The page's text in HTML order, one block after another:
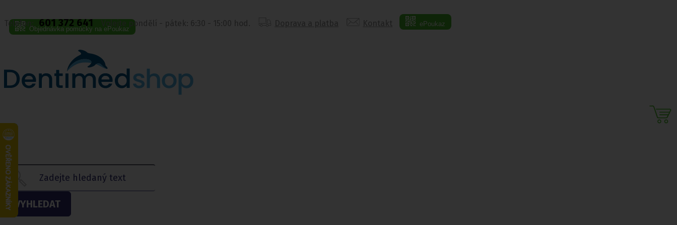
Telefon: 601 372 641 Volejte pondělí - pátek: 6:30 - 15:00 hod. ePoukaz
Objednávka pomůcky na ePoukaz
VYHLEDAT